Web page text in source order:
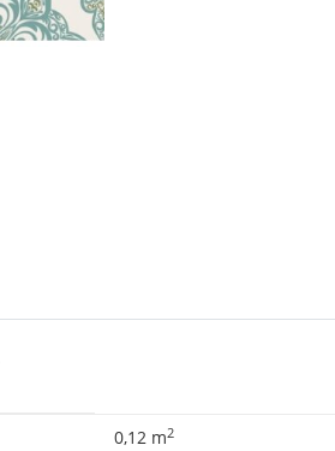
0,12 m2